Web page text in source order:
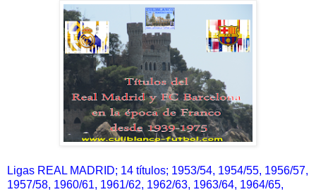
Ligas REAL MADRID; 14 títulos; 1953/54, 1954/55, 1956/57,
1957/58, 1960/61, 1961/62, 1962/63, 1963/64, 1964/65,